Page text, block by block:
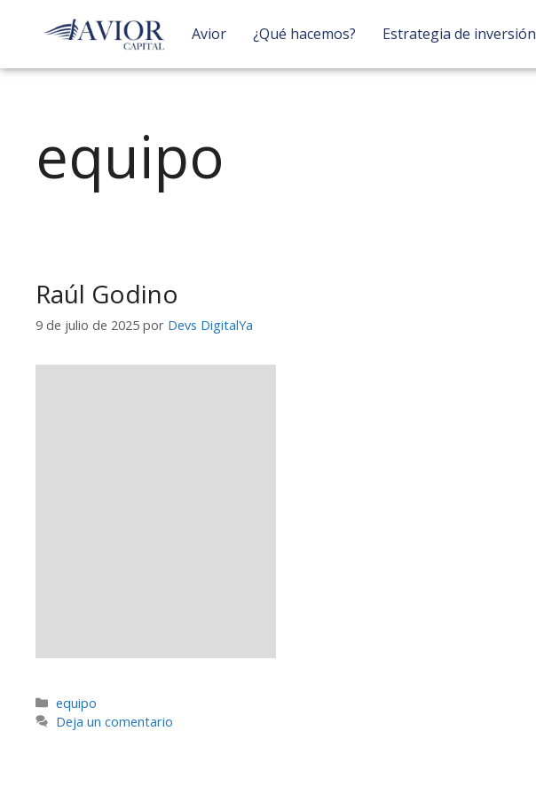
Avior ¿Qué hacemos? Estrategia de inversión
equipo
Raúl Godino
9 de julio de 2025 por Devs DigitalYa
equipo
Deja un comentario